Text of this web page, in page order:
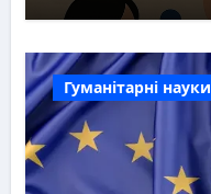
Гуманітарні науки